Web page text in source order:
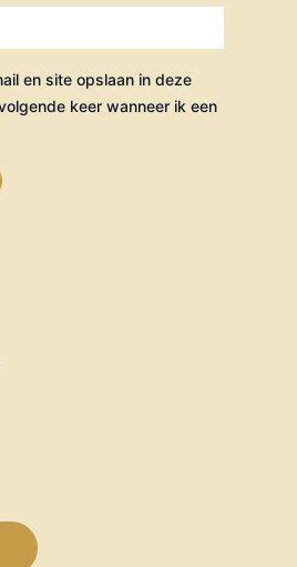
en site opslaan in deze
keer wanneer ik een